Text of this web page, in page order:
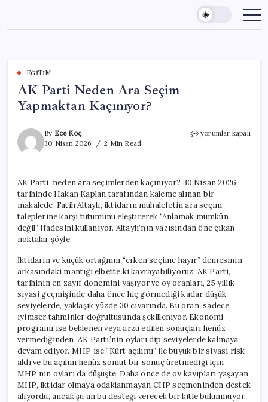
content
EĞITIM
AK Parti Neden Ara Seçim
Yapmaktan Kaçınıyor?
By Ece Koç
30 Nisan 2026
2 Min Read
AK
Yapmaktan
Kaçınıyor?
için
yorumlar kapalı
AK Parti, neden ara seçimlerden kaçınıyor? 30 Nisan 2026
tarihinde Hakan Kaplan tarafından kaleme alınan bir
makalede, Fatih Altaylı, iktidarın muhalefetin ara seçim
taleplerine karşı tutumunu eleştirerek “Anlamak mümkün
değil” ifadesini kullanıyor. Altaylı’nın yazısından öne çıkan
noktalar şöyle:
İktidarın ve küçük ortağının “erken seçime hayır” demesinin
arkasındaki mantığı elbette ki kavrayabiliyoruz. AK Parti,
tarihinin en zayıf dönemini yaşıyor ve oy oranları, 25 yıllık
siyasi geçmişinde daha önce hiç görmediği kadar düşük
seviyelerde, yaklaşık yüzde 30 civarında. Bu oran, sadece
iyimser tahminler doğrultusunda şekilleniyor. Ekonomi
programı ise beklenen veya arzu edilen sonuçları henüz
vermediğinden, AK Parti’nin oyları dip seviyelerde kalmaya
devam ediyor. MHP ise “Kürt açılımı” ile büyük bir siyasi risk
aldı ve bu açılım henüz somut bir sonuç üretmediği için
MHP’nin oyları da düşüşte. Daha önce de oy kayıpları yaşayan
MHP, iktidar olmaya odaklanmayan CHP seçmeninden destek
alıyordu, ancak şu an bu desteği verecek bir kitle bulunmuyor.